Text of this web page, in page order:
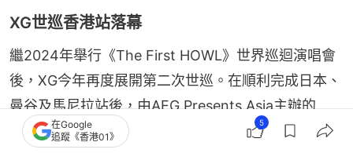
XG世巡香港站落幕
繼2024年舉行《The First HOWL》世界巡迴演唱會
後，XG今年再度展開第二次世巡。在順利完成日本、
曼谷及馬尼拉站後，由AEG Presents Asia主辦的
《XG WORLD TOUR: THE CORE IN HONG
在Google
追蹤《香港01》
5